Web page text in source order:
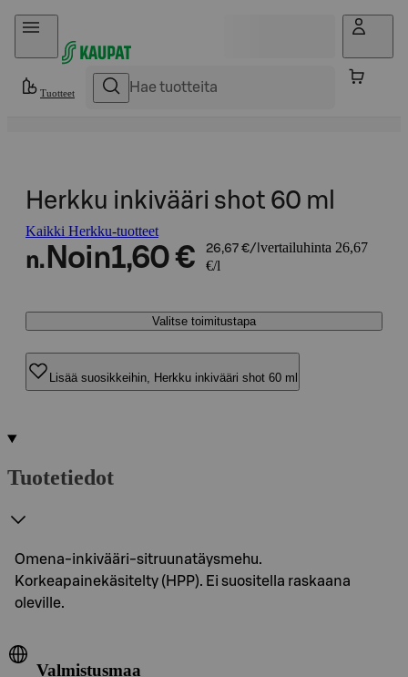
Hyppää sisältöön
Tuotteet
Herkku inkivääri shot 60 ml
Kaikki Herkku-tuotteet
n. Noin1,60 € 26,67 €/l vertailuhinta 26,67
€/l
Valitse toimitustapa
Lisää suosikkeihin, Herkku inkivääri shot 60 ml
Tuotetiedot
Omena-inkivääri-sitruunatäysmehu.
Korkeapainekäsitelty (HPP). Ei suositella raskaana
oleville.
Valmistusmaa